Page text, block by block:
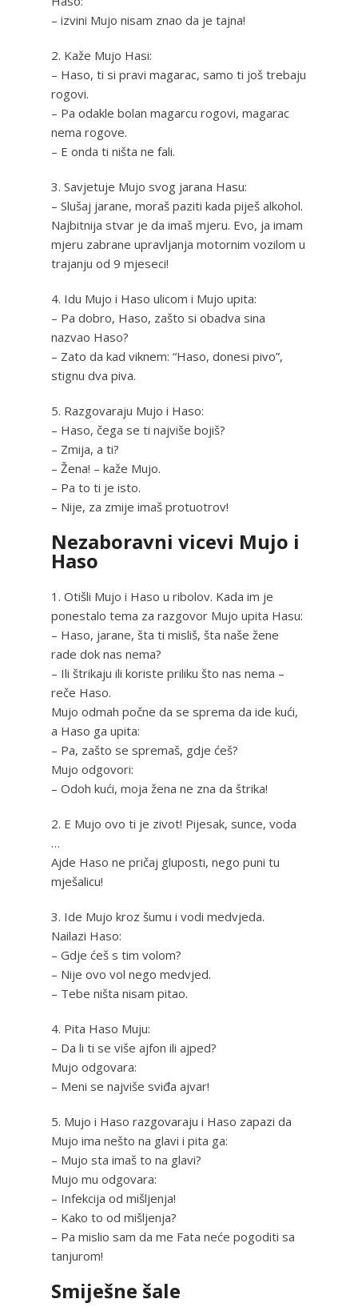
– izvini Mujo nisam znao da je tajna!
2. Kaže Mujo Hasi:
– Haso, ti si pravi magarac, samo ti još trebaju
rogovi.
– Pa odakle bolan magarcu rogovi, magarac
nema rogove.
– E onda ti ništa ne fali.
3. Savjetuje Mujo svog jarana Hasu:
– Slušaj jarane, moraš paziti kada piješ alkohol.
Najbitnija stvar je da imaš mjeru. Evo, ja imam
mjeru zabrane upravljanja motornim vozilom u
trajanju od 9 mjeseci!
4. Idu Mujo i Haso ulicom i Mujo upita:
– Pa dobro, Haso, zašto si obadva sina
nazvao Haso?
– Zato da kad viknem: “Haso, donesi pivo”,
stignu dva piva.
5. Razgovaraju Mujo i Haso:
– Haso, čega se ti najviše bojiš?
– Zmija, a ti?
– Žena! – kaže Mujo.
– Pa to ti je isto.
– Nije, za zmije imaš protuotrov!
Nezaboravni vicevi Mujo i
Haso
1. Otišli Mujo i Haso u ribolov. Kada im je
ponestalo tema za razgovor Mujo upita Hasu:
– Haso, jarane, šta ti misliš, šta naše žene
rade dok nas nema?
– Ili štrikaju ili koriste priliku što nas nema –
reče Haso.
Mujo odmah počne da se sprema da ide kući,
a Haso ga upita:
– Pa, zašto se spremaš, gdje ćeš?
Mujo odgovori:
– Odoh kući, moja žena ne zna da štrika!
2. E Mujo ovo ti je zivot! Pijesak, sunce, voda
…
Ajde Haso ne pričaj gluposti, nego puni tu
mješalicu!
3. Ide Mujo kroz šumu i vodi medvjeda.
Nailazi Haso:
– Gdje ćeš s tim volom?
– Nije ovo vol nego medvjed.
– Tebe ništa nisam pitao.
4. Pita Haso Muju:
– Da li ti se više ajfon ili ajped?
Mujo odgovara:
– Meni se najviše sviđa ajvar!
5. Mujo i Haso razgovaraju i Haso zapazi da
Mujo ima nešto na glavi i pita ga:
– Mujo sta imaš to na glavi?
Mujo mu odgovara:
– Infekcija od mišljenja!
– Kako to od mišljenja?
– Pa mislio sam da me Fata neće pogoditi sa
tanjurom!
Smiješne šale